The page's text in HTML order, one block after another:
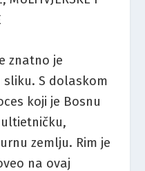
znatno je
S dolaskom
koji je Bosnu
zemlju. Rim je
na ovaj